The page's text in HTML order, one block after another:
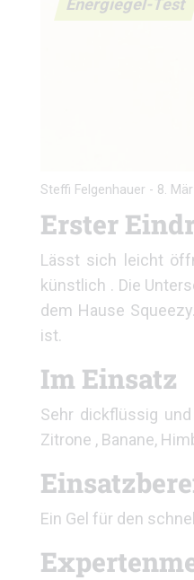
Steffi Felgenhauer - 8.
Erster
Lässt sich leicht
künstlich . Die
dem Hause
ist.
Im Einsatz
Sehr dickflüssig
Zitrone , Banane,
Ein Gel für den